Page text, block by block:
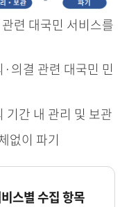
련 대국민 서비스를
의결 관련 대국민 민
기간 내 관리 및 보관
없이 파기
스별 수집 항목